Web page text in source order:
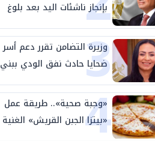
بإنجاز ناشئات اليد بعد بلوغ
نصف نهائي كأس العالم
3
وزيرة التضامن تقرر دعم أسر
ضحايا حادث نفق الودي ببني
سويف
4
«وجبة صحية».. طريقة عمل
«بيتزا الجبن القريش» الغنية
بالبروتين